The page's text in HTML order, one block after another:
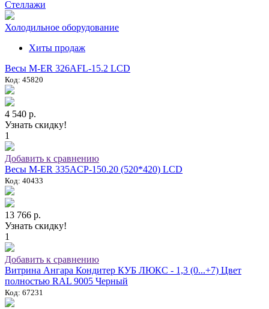
Стеллажи
Холодильное оборудование
Хиты продаж
Весы M-ER 326AFL-15.2 LCD
Код: 45820
4 540 р.
Узнать скидку!
1
Добавить к сравнению
Весы M-ER 335ACP-150.20 (520*420) LCD
Код: 40433
13 766 р.
Узнать скидку!
1
Добавить к сравнению
Витрина Ангара Кондитер КУБ ЛЮКС - 1,3 (0...+7) Цвет
полностью RAL 9005 Черный
Код: 67231